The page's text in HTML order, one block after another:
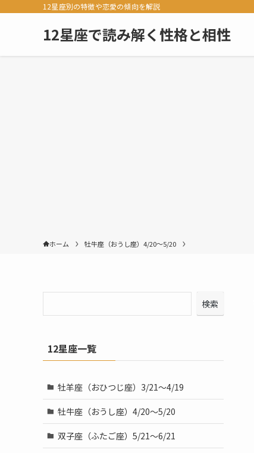
12星座別の特徴や恋愛の傾向を解説
12星座で読み解く性格と相性
ホーム 牡牛座（おうし座）4/20～5/20
検索
12星座一覧
牡羊座（おひつじ座）3/21～4/19
牡牛座（おうし座）4/20～5/20
双子座（ふたご座）5/21～6/21